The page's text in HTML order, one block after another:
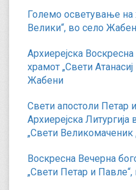
Големо осветување на
Велики“, во село
Архиерејска
храмот „Свети
Жабени
Свети апостоли Петар
Архиерејска
„Свети Великомаченик
Воскресна Вечерна
„Свети Петар и